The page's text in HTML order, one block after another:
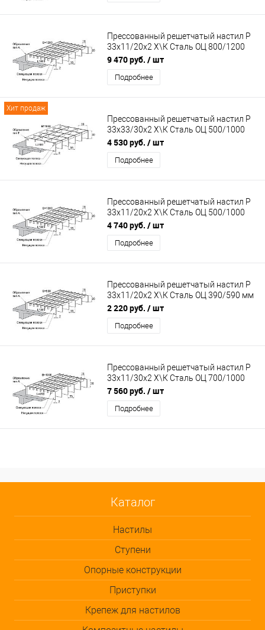
Прессованный решетчатый настил Р
33х11/20х2 Х\К Сталь ОЦ 800/1200
мм (А-обр.)
9 470 руб. / шт
Подробнее
Хит продаж
Прессованный решетчатый настил Р
33х33/30х2 Х\К Сталь ОЦ 500/1000
мм (Т-обр.)
4 530 руб. / шт
Подробнее
Прессованный решетчатый настил Р
33х11/20х2 Х\К Сталь ОЦ 500/1000
мм (А-обр.)
4 740 руб. / шт
Подробнее
Прессованный решетчатый настил Р
33х11/20х2 Х\К Сталь ОЦ 390/590 мм
(А-обр.)
2 220 руб. / шт
Подробнее
Прессованный решетчатый настил Р
33х11/30х2 Х\К Сталь ОЦ 700/1000
мм (А-обр.)
7 560 руб. / шт
Подробнее
Каталог
Настилы
Ступени
Опорные конструкции
Приступки
Крепеж для настилов